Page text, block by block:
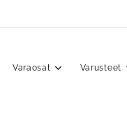
Varaosat Varusteet